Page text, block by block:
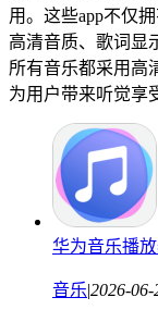
用。这些app不仅
高清音质、歌词显
所有音乐都采用高
为用户带来听觉享
华为音乐播
音乐|2026-